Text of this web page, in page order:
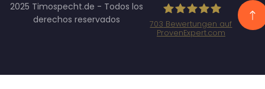
2025 Timospecht.de - Todos los
derechos reservados
Marketing
703 Bewertungen auf
ProvenExpert.com